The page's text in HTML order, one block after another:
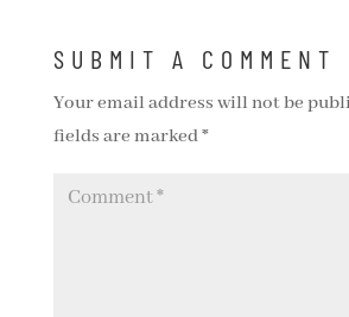
SUBMIT A COMMENT
Your email address will not be
fields are marked*